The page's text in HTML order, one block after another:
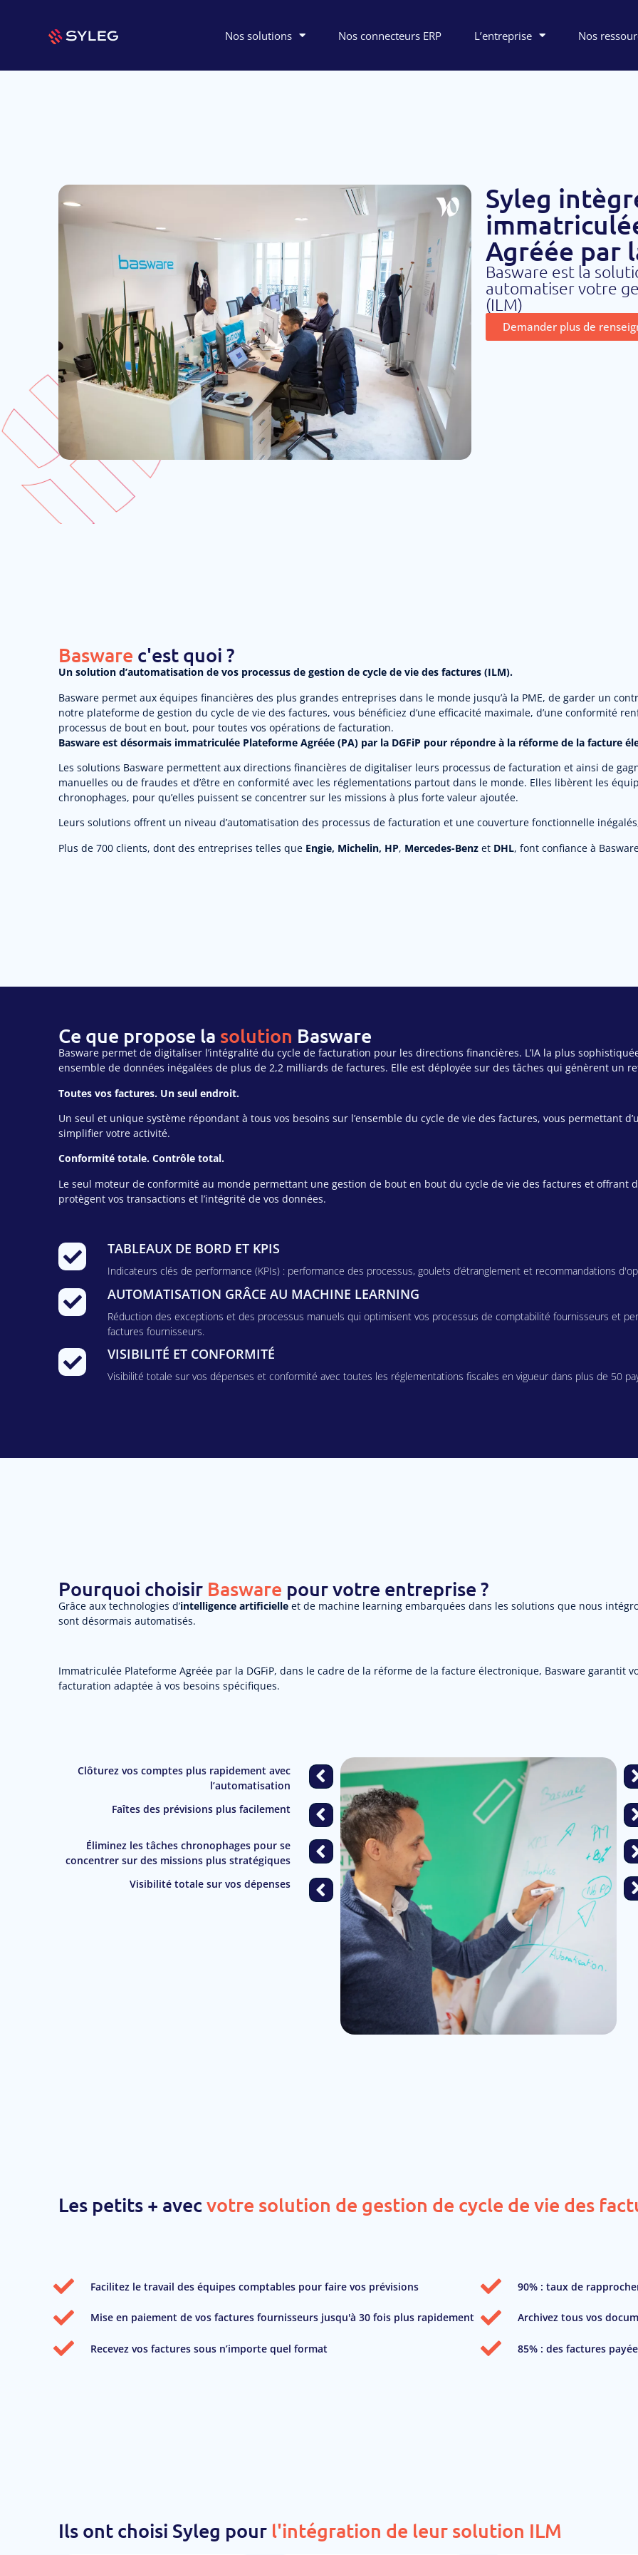
Nos solutions Nos connecteurs ERP L’entreprise Nos
Syleg
Agréée par
Basware est la
automatiser votre
(ILM)
Demander plus de
Basware c'est quoi ?
Un solution d’automatisation de vos processus de gestion de cycle de vie des factures (ILM).
Basware permet aux équipes financières des plus grandes entreprises dans le monde jusqu’à la PME, de garder un
notre plateforme de gestion du cycle de vie des factures, vous bénéficiez d’une efficacité maximale, d’une conformité
processus de bout en bout, pour toutes vos opérations de facturation.
Basware est désormais immatriculée Plateforme Agréée (PA) par la DGFiP pour répondre à la réforme de la facture
Les solutions Basware permettent aux directions financières de digitaliser leurs processus de facturation et ainsi de
manuelles ou de fraudes et d’être en conformité avec les réglementations partout dans le monde. Elles libèrent les
chronophages, pour qu’elles puissent se concentrer sur les missions à plus forte valeur ajoutée.
Leurs solutions offrent un niveau d’automatisation des processus de facturation et une couverture fonctionnelle
Plus de 700 clients, dont des entreprises telles que Engie, Michelin, HP, Mercedes-Benz et DHL, font confiance à
Ce que propose la solution Basware
Basware permet de digitaliser l’intégralité du cycle de facturation pour les directions financières. L’IA la plus
ensemble de données inégalées de plus de 2,2 milliards de factures. Elle est déployée sur des tâches qui génèrent un
Toutes vos factures. Un seul endroit.
Un seul et unique système répondant à tous vos besoins sur l’ensemble du cycle de vie des factures, vous permettant
simplifier votre activité.
Conformité totale. Contrôle total.
Le seul moteur de conformité au monde permettant une gestion de bout en bout du cycle de vie des factures et offrant
protègent vos transactions et l’intégrité de vos données.
TABLEAUX DE BORD ET KPIS
Indicateurs clés de performance (KPIs) : performance des processus, goulets d’étranglement et recommandations
AUTOMATISATION GRÂCE AU MACHINE LEARNING
Réduction des exceptions et des processus manuels qui optimisent vos processus de comptabilité fournisseurs et
factures fournisseurs.
VISIBILITÉ ET CONFORMITÉ
Visibilité totale sur vos dépenses et conformité avec toutes les réglementations fiscales en vigueur dans plus de 50
Pourquoi choisir Basware pour votre entreprise ?
Grâce aux technologies d’intelligence artificielle et de machine learning embarquées dans les solutions que nous
sont désormais automatisés.
Immatriculée Plateforme Agréée par la DGFiP, dans le cadre de la réforme de la facture électronique, Basware
facturation adaptée à vos besoins spécifiques.
Clôturez vos comptes plus rapidement avec
l’automatisation
Faîtes des prévisions plus facilement
Éliminez les tâches chronophages pour se
concentrer sur des missions plus stratégiques
Visibilité totale sur vos dépenses
Les petits + avec votre solution de gestion de cycle de vie des
Facilitez le travail des équipes comptables pour faire vos prévisions
Mise en paiement de vos factures fournisseurs jusqu'à 30 fois plus rapidement
Recevez vos factures sous n’importe quel format
90% : taux de
Archivez tous vos
85% : des factures
Ils ont choisi Syleg pour l'intégration de leur solution ILM